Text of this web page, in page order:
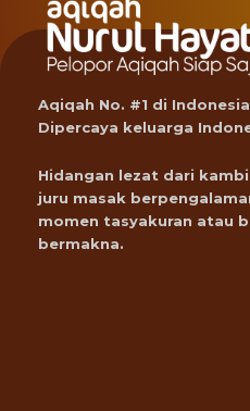
Aqiqah No. #1 di
Dipercaya keluarga
Hidangan lezat dari
juru masak
momen tasyakuran atau
bermakna.